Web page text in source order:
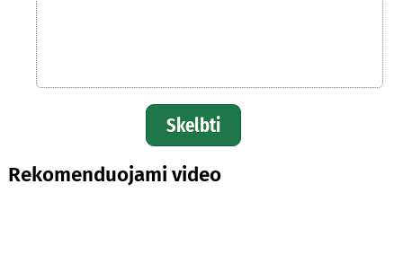
Skelbti
Rekomenduojami video